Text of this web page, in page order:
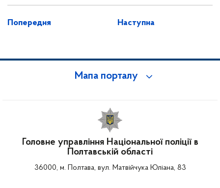
Попередня Наступна
Мапа порталу
Головне управління Національної поліції в
Полтавській області
36000, м. Полтава, вул. Матвійчука Юліана, 83